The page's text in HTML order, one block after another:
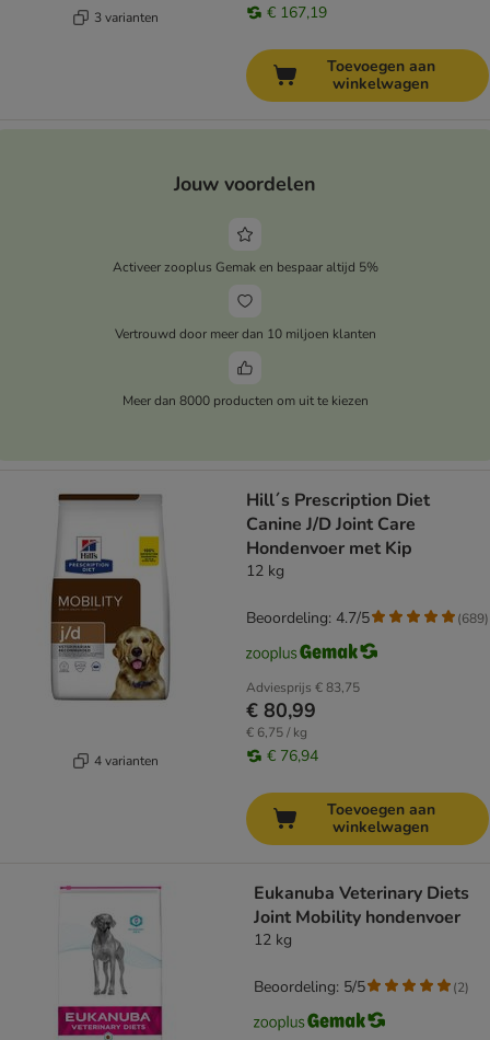
3 varianten € 167,19
Toevoegen aan
winkelwagen
Jouw voordelen
Activeer zooplus Gemak en bespaar altijd 5%
Vertrouwd door meer dan 10 miljoen klanten
Meer dan 8000 producten om uit te kiezen
4 varianten
Hill´s Prescription Diet
Canine J/D Joint Care
Hondenvoer met Kip
12 kg
Adviesprijs € 83,75
€ 80,99
€ 6,75 / kg
€ 76,94
Beoordeling: 4.7/5 (689)
Toevoegen aan
winkelwagen
Eukanuba Veterinary Diets
Joint Mobility hondenvoer
12 kg
Beoordeling: 5/5 (2)